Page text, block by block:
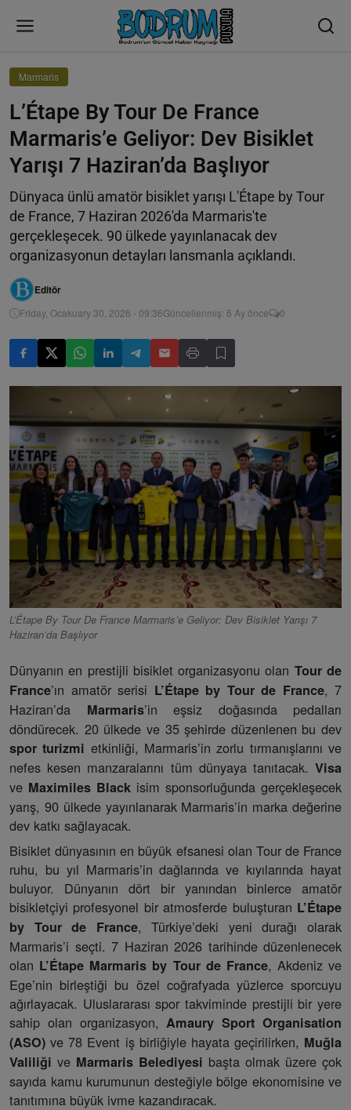
Marmaris
L’Étape By Tour De France
Marmaris’e Geliyor: Dev Bisiklet
Yarışı 7 Haziran’da Başlıyor
Dünyaca ünlü amatör bisiklet yarışı L'Étape by Tour
de France, 7 Haziran 2026'da Marmaris'te
gerçekleşecek. 90 ülkede yayınlanacak dev
organizasyonun detayları lansmanla açıklandı.
Editör
Friday, Ocakuary 30, 2026 - 09:36Güncellenmiş: 6 Ay önce 0
L’Étape By Tour De France Marmaris’e Geliyor: Dev Bisiklet Yarışı 7
Haziran’da Başlıyor
Dünyanın en prestijli bisiklet organizasyonu olan Tour de
France’ın amatör serisi L’Étape by Tour de France, 7
Haziran’da Marmaris’in eşsiz doğasında pedalları
döndürecek. 20 ülkede ve 35 şehirde düzenlenen bu dev
spor turizmi etkinliği, Marmaris’in zorlu tırmanışlarını ve
nefes kesen manzaralarını tüm dünyaya tanıtacak. Visa
ve Maximiles Black isim sponsorluğunda gerçekleşecek
yarış, 90 ülkede yayınlanarak Marmaris’in marka değerine
dev katkı sağlayacak.
Bisiklet dünyasının en büyük efsanesi olan Tour de France
ruhu, bu yıl Marmaris’in dağlarında ve kıyılarında hayat
buluyor. Dünyanın dört bir yanından binlerce amatör
bisikletçiyi profesyonel bir atmosferde buluşturan L’Étape
by Tour de France, Türkiye’deki yeni durağı olarak
Marmaris’i seçti. 7 Haziran 2026 tarihinde düzenlenecek
olan L’Étape Marmaris by Tour de France, Akdeniz ve
Ege’nin birleştiği bu özel coğrafyada yüzlerce sporcuyu
ağırlayacak. Uluslararası spor takviminde prestijli bir yere
sahip olan organizasyon, Amaury Sport Organisation
(ASO) ve 78 Event iş birliğiyle hayata geçirilirken, Muğla
Valiliği ve Marmaris Belediyesi başta olmak üzere çok
sayıda kamu kurumunun desteğiyle bölge ekonomisine ve
tanıtımına büyük ivme kazandıracak.